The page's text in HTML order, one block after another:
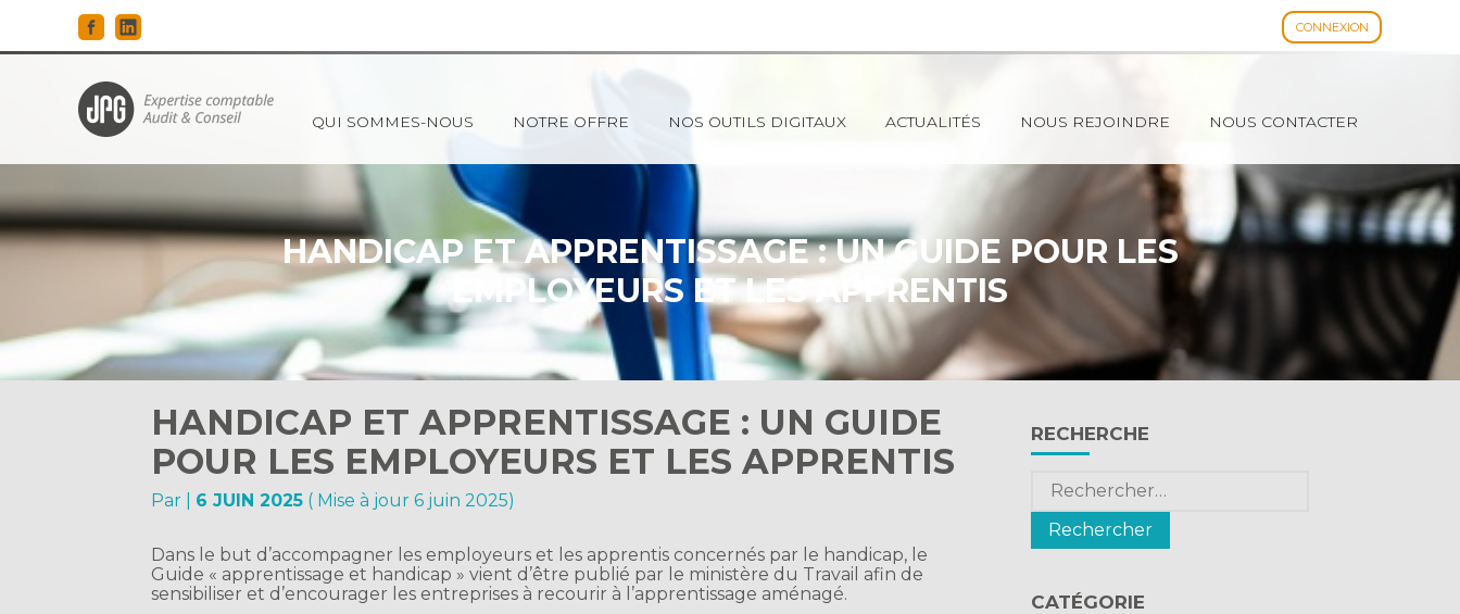
CONNEXION
au
Principal
QUI SOMMES-NOUS NOTRE OFFRE NOS OUTILS DIGITAUX ACTUALITÉS NOUS REJOINDRE NOUS CONTACTER
HANDICAP ET APPRENTISSAGE : UN GUIDE POUR LES
EMPLOYEURS ET LES APPRENTIS
HANDICAP ET APPRENTISSAGE : UN GUIDE
POUR LES EMPLOYEURS ET LES APPRENTIS
Par 6 JUIN 2025 ( Mise à jour 6 juin 2025)
Dans le but d’accompagner les employeurs et les apprentis concernés par le handicap, le
Guide « apprentissage et handicap » vient d’être publié par le ministère du Travail afin de
sensibiliser et d’encourager les entreprises à recourir à l’apprentissage aménagé.
Blog
sidebar
RECHERCHE
Rechercher :
CATÉGORIE